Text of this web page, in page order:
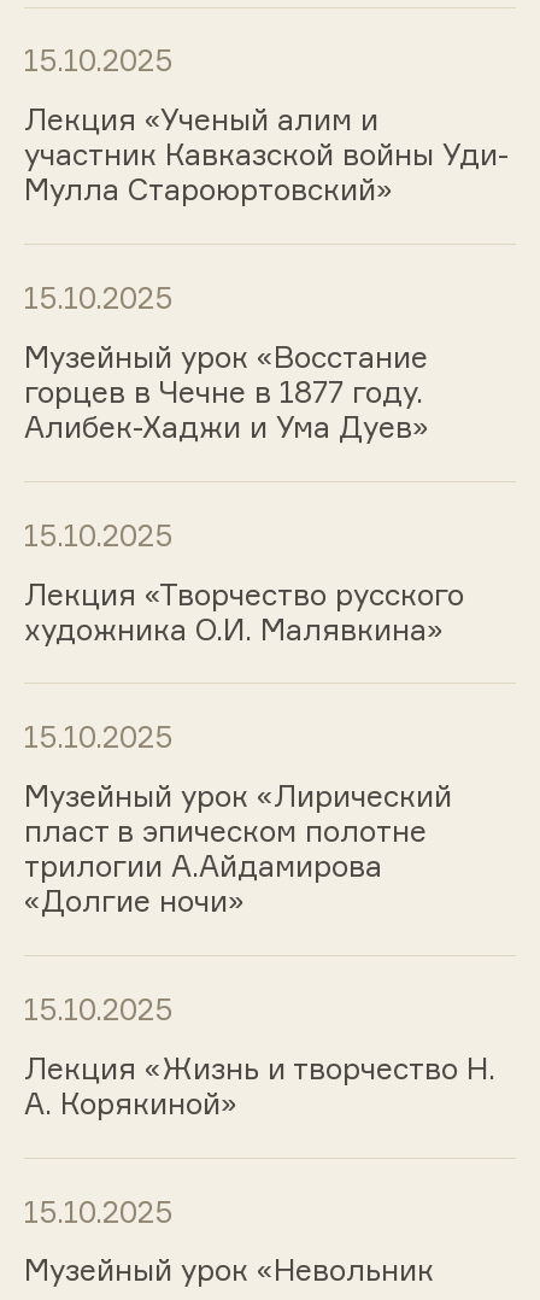
15.10.2025
Лекция «Ученый алим и
участник Кавказской войны Уди-
Мулла Староюртовский»
15.10.2025
Музейный урок «Восстание
горцев в Чечне в 1877 году.
Алибек-Хаджи и Ума Дуев»
15.10.2025
Лекция «Творчество русского
художника О.И. Малявкина»
15.10.2025
Музейный урок «Лирический
пласт в эпическом полотне
трилогии А.Айдамирова
«Долгие ночи»
15.10.2025
Лекция «Жизнь и творчество Н.
А. Корякиной»
15.10.2025
Музейный урок «Невольник